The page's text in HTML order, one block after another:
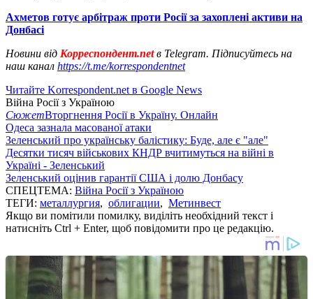
Ахметов готує арбітраж проти Росії за захоплені активи на
Донбасі
Новини від Корреспондент.netв Telegram. Підписуйтесь на
наш канал https://t.me/korrespondentnet
Читайте Korrespondent.net в Google News
Війна Росії з Україною
СюжетВторгнення Росії в Україну. Онлайн
Одеса зазнала масованої атаки
Зеленський про українську балістику: Буде, але є "але"
Десятки тисяч військових КНДР вчитимуться на війні в
Україні - Зеленський
Зеленський оцінив гарантії США і долю Донбасу
СПЕЦТЕМА: Війна Росії з Україною
ТЕГИ: металлургия, облигации, Метинвест
Якщо ви помітили помилку, виділіть необхідний текст і
натисніть Ctrl + Enter, щоб повідомити про це редакцію.